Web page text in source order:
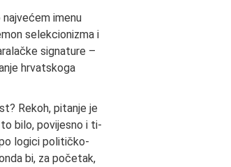
imenu
selekci­onizma i
signature –
hrvat­skoga
Rekoh, pitanje je
to bilo, povijesno i ti­
logici političko-
bi, za početak,